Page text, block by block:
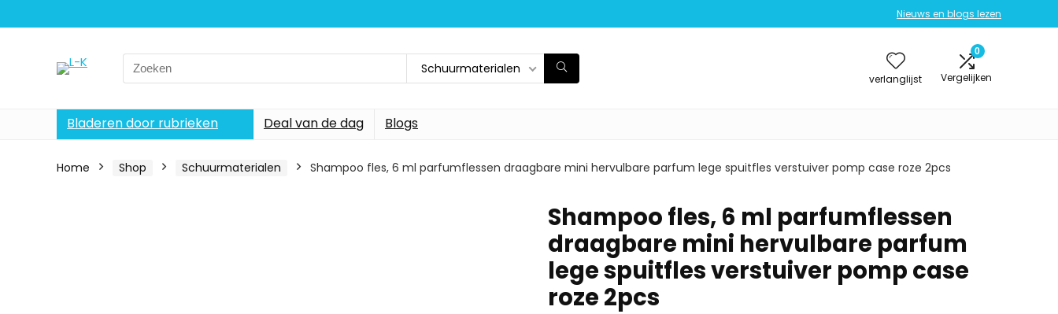
Nieuws en blogs lezen
Search
for:
Schuurmaterialen
verlanglijst
0
Vergelijken
Bladeren door rubrieken Deal van de dag Blogs
Home Shop Schuurmaterialen Shampoo fles, 6 ml parfumflessen draagbare mini hervulbare parfum lege spuitfles verstuiver pomp case roze 2pcs
Shampoo fles, 6 ml parfumflessen
draagbare mini hervulbare parfum
lege spuitfles verstuiver pomp case
roze 2pcs